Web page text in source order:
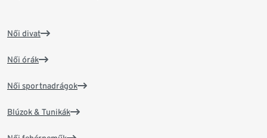
Női divat
Női órák
Női sportnadrágok
Blúzok & Tunikák